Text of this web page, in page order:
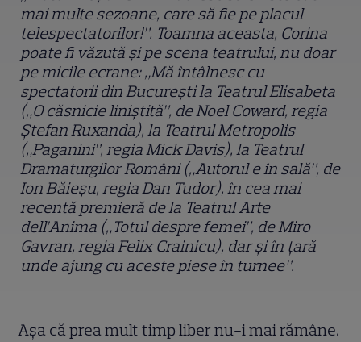
mai multe sezoane, care să fie pe placul
telespectatorilor!”. Toamna aceasta, Corina
poate fi văzută şi pe scena teatrului, nu doar
pe micile ecrane: „Mă întâlnesc cu
spectatorii din București la Teatrul Elisabeta
(„O căsnicie liniștită”, de Noel Coward, regia
Ștefan Ruxanda), la Teatrul Metropolis
(„Paganini”, regia Mick Davis), la Teatrul
Dramaturgilor Români („Autorul e în sală”, de
Ion Băieșu, regia Dan Tudor), în cea mai
recentă premieră de la Teatrul Arte
dell’Anima („Totul despre femei”, de Miro
Gavran, regia Felix Crainicu), dar și în țară
unde ajung cu aceste piese în turnee”.
Aşa că prea mult timp liber nu-i mai rămâne.